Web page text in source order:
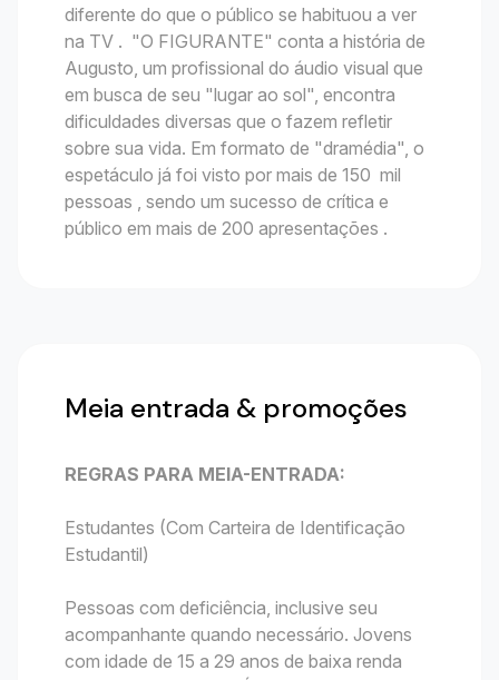
diferente do que o público se habituou a ver
na TV . "O FIGURANTE" conta a história de
Augusto, um profissional do áudio visual que
em busca de seu "lugar ao sol", encontra
dificuldades diversas que o fazem refletir
sobre sua vida. Em formato de "dramédia", o
espetáculo já foi visto por mais de 150 mil
pessoas , sendo um sucesso de crítica e
público em mais de 200 apresentações .
Meia entrada & promoções
REGRAS PARA MEIA-ENTRADA:
Estudantes (Com Carteira de Identificação
Estudantil)
Pessoas com deficiência, inclusive seu
acompanhante quando necessário. Jovens
com idade de 15 a 29 anos de baixa renda